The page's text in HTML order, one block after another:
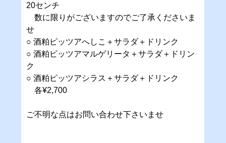
20センチ
数に限りがございますのでご了承くださいま
せ
○ 酒粕ピッツアへしこ＋サラダ＋ドリンク
○ 酒粕ピッツアマルゲリータ＋サラダ＋ドリン
ク
○ 酒粕ピッツアシラス＋サラダ＋ドリンク
各¥2,700
ご不明な点はお問い合わせ下さいませ